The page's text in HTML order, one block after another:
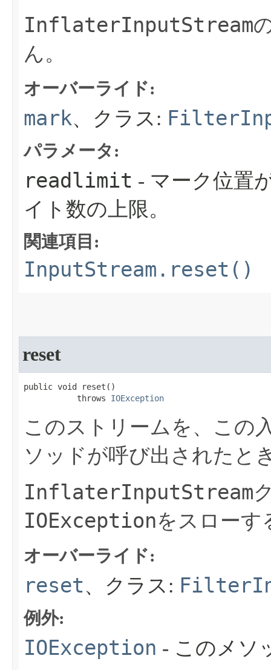
InflaterInputStream
ん。
オーバーライド:
mark、クラス:
パラメータ:
readlimit - マーク位置
イト数の上限。
関連項目:
InputStream.reset()
reset
public void reset​()
           throws
IOException
このストリームを、この
ソッドが呼び出されたと
InflaterInputStream
IOExceptionをスローす
オーバーライド:
reset、クラス:
例外:
IOException - このメソ